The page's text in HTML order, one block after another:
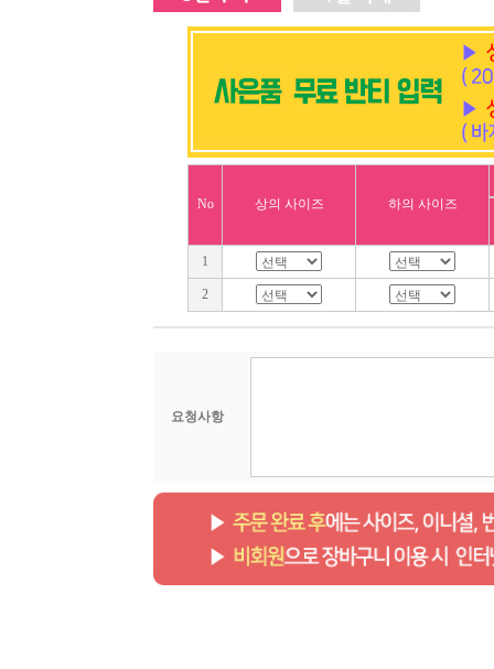
No 상의 사이즈 하의 사이즈
1
2
요청사항